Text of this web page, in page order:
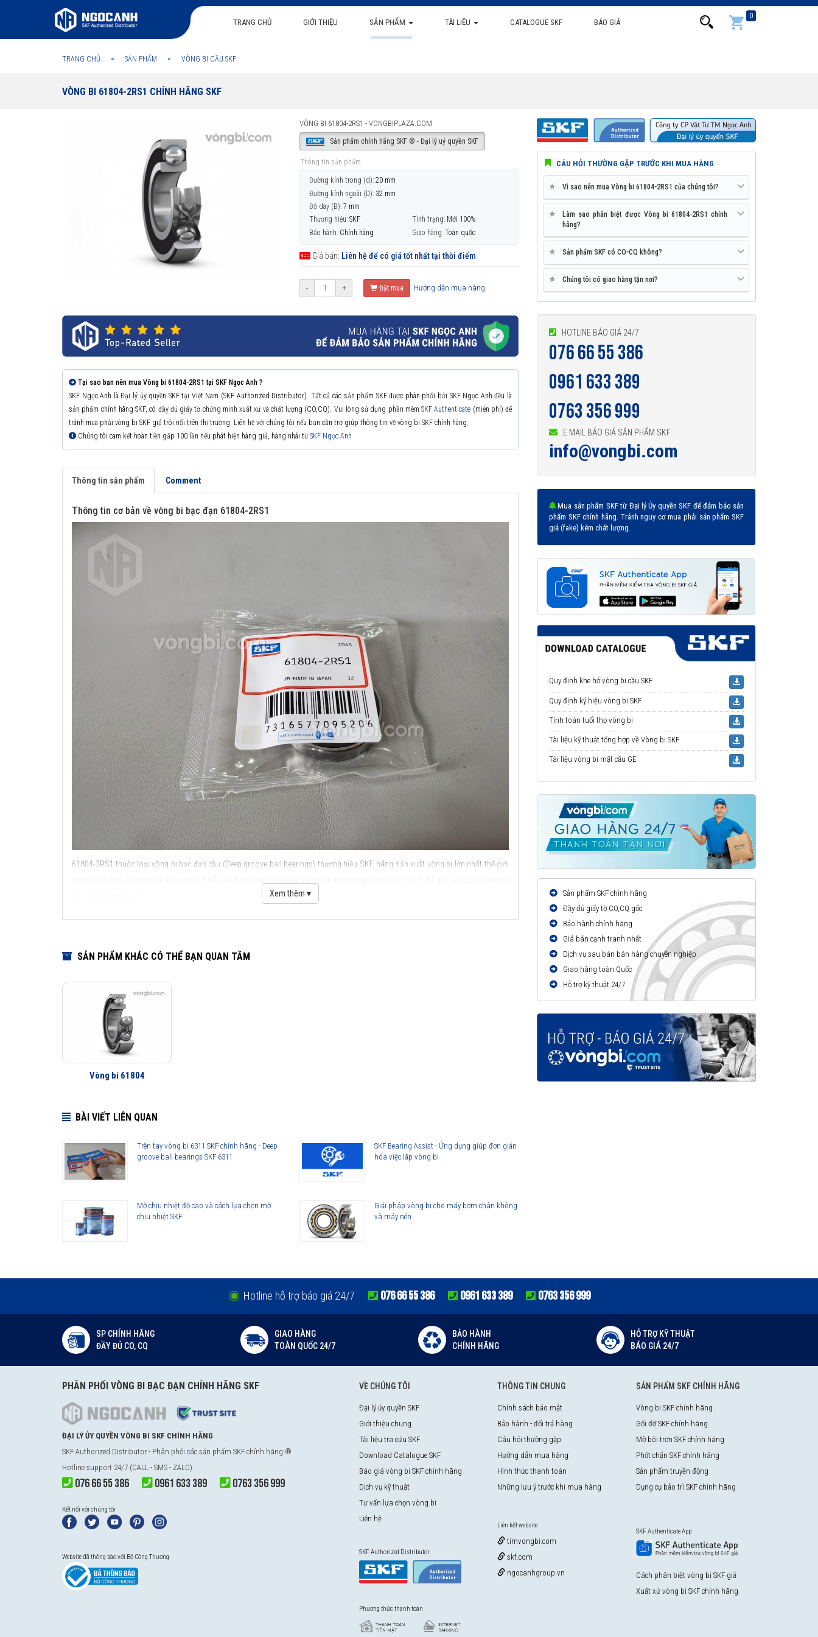
TRANG CHỦ GIỚI THIỆU SẢN PHẨM TÀI LIỆU CATALOGUE SKF BÁO GIÁ
0
TRANG CHỦ SẢN PHẨM VÒNG BI CẦU SKF
VÒNG BI 61804-2RS1 CHÍNH HÃNG SKF
VÒNG BI 61804-2RS1 - VONGBIPLAZA.COM
Sản phẩm chính hãng SKF ® - Đại lý uỷ quyền SKF
Thông tin sản phẩm
Đường kính trong (d): 20 mm
Đường kính ngoài (D): 32 mm
Độ dày (B): 7 mm
Thương hiệu: SKF Tình trạng: Mới 100%
Bảo hành: Chính hãng Giao hàng: Toàn quốc
Giá bán: Liên hệ để có giá tốt nhất tại thời điểm
- + Đặt mua Hướng dẫn mua hàng
Tại sao bạn nên mua Vòng bi 61804-2RS1 tại SKF Ngọc Anh ?
SKF Ngọc Anh là Đại lý ủy quyền SKF tại Việt Nam (SKF Authorized Distributor). Tất cả các sản phẩm SKF được phân phối bởi SKF Ngọc Anh đều là
sản phẩm chính hãng SKF, có đầy đủ giấy tờ chứng minh xuất xứ và chất lượng (CO,CQ). Vui lòng sử dụng phần mềm SKF Authenticate (miễn phí) để
tránh mua phải vòng bi SKF giả trôi nổi trên thị trường. Liên hệ với chúng tôi nếu bạn cần trợ giúp thông tin về vòng bi SKF chính hãng.
Chúng tôi cam kết hoàn tiền gấp 100 lần nếu phát hiện hàng giả, hàng nhái từSKF Ngọc Anh
Thông tin sản phẩm Comment
Thông tin cơ bản về vòng bi bạc đạn 61804-2RS1
61804-2RS1 thuộc loại vòng bi bạc đạn cầu (Deep groove ball bearings) thương hiệu SKF, hãng sản xuất vòng bi lớn nhất thế giới
Những cải tiến quan trọng đối với vòng bi cầu SKF Explorer
Cải tiến thiết kế hình học
Sử dụng vật liệu mới
Viên bi có chất lượng cao
Phớt che chắn thế hệ mới
Lợi ích của những cải tiến đối với vòng bi cầu SKF Explorer
Tuổi thọ vòng bi cao hơn
Xem thêm ▾
SẢN PHẨM KHÁC CÓ THỂ BẠN QUAN TÂM
Vòng bi 61804
BÀI VIẾT LIÊN QUAN
Trên tay vòng bi 6311 SKF chính hãng - Deep
groove ball bearings SKF 6311
SKF Bearing Assist - Ứng dụng giúp đơn giản
hóa việc lắp vòng bi
Mỡ chịu nhiệt độ cao và cách lựa chọn mỡ
chịu nhiệt SKF
Giải pháp vòng bi cho máy bơm chân không
và máy nén
CÂU HỎI THƯỜNG GẶP TRƯỚC KHI MUA HÀNG
★ Vì sao nên mua Vòng bi 61804-2RS1 của chúng tôi?
★
Làm sao phân biệt được Vòng bi 61804-2RS1 chính
hãng?
★ Sản phẩm SKF có CO-CQ không?
★ Chúng tôi có giao hàng tận nơi?
HOTLINE BÁO GIÁ 24/7
076 66 55 386
0961 633 389
0763 356 999
E MAIL BÁO GIÁ SẢN PHẨM SKF
info@vongbi.com
Mua sản phẩm SKF từ Đại lý Ủy quyền SKF để đảm bảo sản
phẩm SKF chính hãng. Tránh nguy cơ mua phải sản phẩm SKF
giả (fake) kém chất lượng.
Quy định khe hở vòng bi cầu SKF
Quy định ký hiệu vòng bi SKF
Tính toán tuổi thọ vòng bi
Tài liệu kỹ thuật tổng hợp về Vòng bi SKF
Tài liệu vòng bi mặt cầu GE
Sản phẩm SKF chính hãng
Đầy đủ giấy tờ CO,CQ gốc
Bảo hành chính hãng
Giá bán cạnh tranh nhất
Dịch vụ sau bán bán hàng chuyên nghiệp
Giao hàng toàn Quốc
Hỗ trợ kỹ thuật 24/7
Hotline hỗ trợ báo giá 24/7 076 66 55 386 0961 633 389 0763 356 999
SP CHÍNH HÃNG
ĐẦY ĐỦ CO, CQ
GIAO HÀNG
TOÀN QUỐC 24/7
BẢO HÀNH
CHÍNH HÃNG
HỖ TRỢ KỸ THUẬT
BÁO GIÁ 24/7
PHÂN PHỐI VÒNG BI BẠC ĐẠN CHÍNH HÃNG SKF
ĐẠI LÝ ỦY QUYỀN VÒNG BI SKF CHÍNH HÃNG
SKF Authorized Distributor - Phân phối các sản phẩm SKF chính hãng ®
Hotline support 24/7 (CALL - SMS - ZALO)
076 66 55 386 0961 633 389 0763 356 999
Kết nối với chúng tôi
Website đã thông báo với Bộ Công Thương
VỀ CHÚNG TÔI
Đại lý ủy quyền SKF
Giới thiệu chung
Tài liệu tra cứu SKF
Download Catalogue SKF
Báo giá vòng bi SKF chính hãng
Dịch vụ kỹ thuật
Tư vấn lựa chọn vòng bi
Liên hệ
SKF Authorized Distributor
Phương thức thanh toán
THÔNG TIN CHUNG
Chính sách bảo mật
Bảo hành - đổi trả hàng
Câu hỏi thường gặp
Hướng dẫn mua hàng
Hình thức thanh toán
Những lưu ý trước khi mua hàng
Liên kết website
timvongbi.com
skf.com
ngocanhgroup.vn
SẢN PHẨM SKF CHÍNH HÃNG
Vòng bi SKF chính hãng
Gối đỡ SKF chính hãng
Mỡ bôi trơn SKF chính hãng
Phớt chặn SKF chính hãng
Sản phẩm truyền động
Dụng cụ bảo trì SKF chính hãng
SKF Authenticate App
Cách phân biệt vòng bi SKF giả
Xuất xứ vòng bi SKF chính hãng